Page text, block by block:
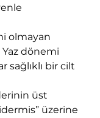
olmayan
dönemi
sağlıklı bir cilt
üst
üzerine